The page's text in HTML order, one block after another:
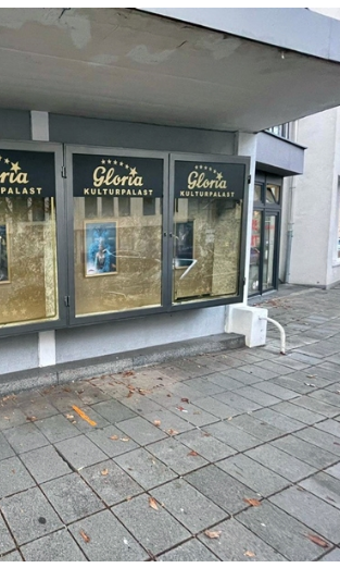
(KCanG) BLAULICHTMELDUNGEN